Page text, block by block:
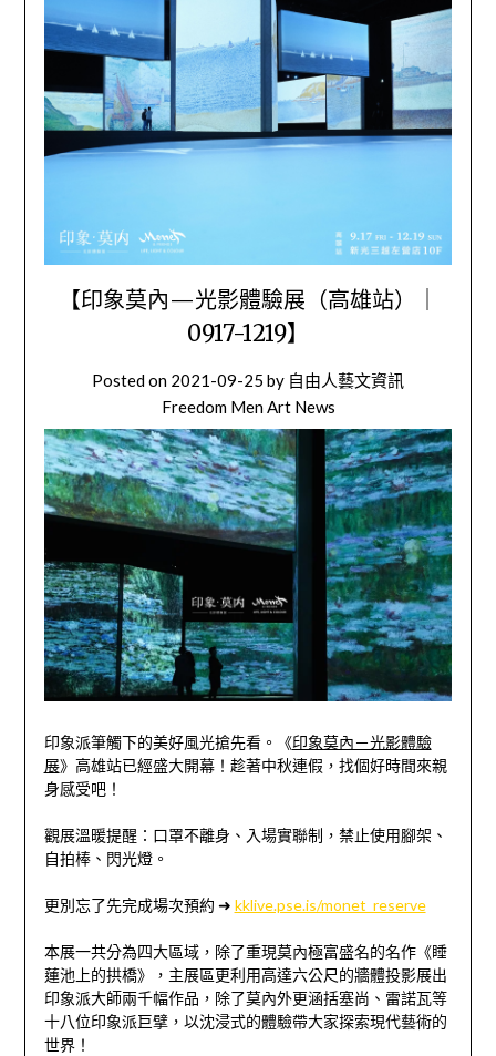
【印象莫內—光影體驗展（高雄站）｜
0917-1219】
Posted on 2021-09-25 by 自由人藝文資訊
Freedom Men Art News
印象派筆觸下的美好風光搶先看。《印象莫內－光影體驗
展》高雄站已經盛大開幕！趁著中秋連假，找個好時間來親
身感受吧！
觀展溫暖提醒：口罩不離身、入場實聯制，禁止使用腳架、
自拍棒、閃光燈。
更別忘了先完成場次預約 ➜ kklive.pse.is/monet_reserve
本展一共分為四大區域，除了重現莫內極富盛名的名作《睡
蓮池上的拱橋》，主展區更利用高達六公尺的牆體投影展出
印象派大師兩千幅作品，除了莫內外更涵括塞尚、雷諾瓦等
十八位印象派巨擘，以沈浸式的體驗帶大家探索現代藝術的
世界！